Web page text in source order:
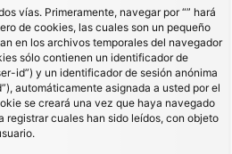
vías. Primeramente, navegar por “” hará
de cookies, las cuales son un pequeño
en los archivos temporales del navegador
sólo contienen un identificador de
id”) y un identificador de sesión anónima
automáticamente asignada a usted por el
se creará una vez que haya navegado
registrar cuales han sido leídos, con objeto